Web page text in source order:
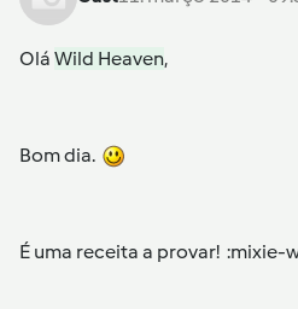
Olá Wild Heaven,
Bom dia.
É uma receita a provar! :mixie-